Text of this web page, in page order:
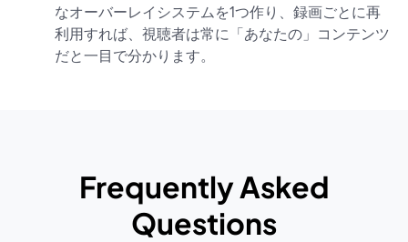
なオーバーレイシステムを1つ作り、録画ごとに再
利用すれば、視聴者は常に「あなたの」コンテンツ
だと一目で分かります。
Frequently Asked
Questions